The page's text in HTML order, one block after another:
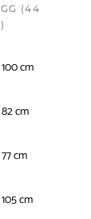
GG (44
)
100 cm
82 cm
77 cm
105 cm